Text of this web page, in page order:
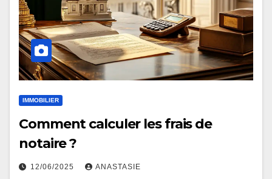
IMMOBILIER
Comment calculer les frais de
notaire ?
12/06/2025 ANASTASIE